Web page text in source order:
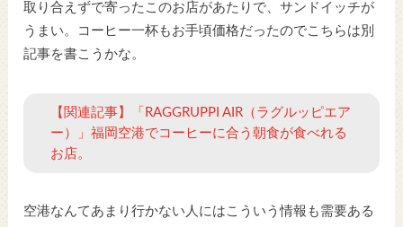
取り合えずで寄ったこのお店があたりで、サンドイッチが
うまい。コーヒー一杯もお手頃価格だったのでこちらは別
記事を書こうかな。
【関連記事】「RAGGRUPPI AIR（ラグルッピエア
ー）」福岡空港でコーヒーに合う朝食が食べれる
お店。
空港なんてあまり行かない人にはこういう情報も需要ある